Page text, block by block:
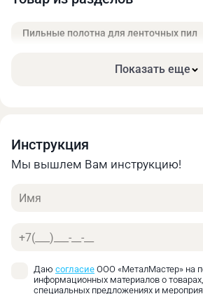
Онлайн калькулятор позволяет
Найти оптимальное соотношение
Пильные полотна для ленточных пил
Показать еще
Инструкция
Мы вышлем Вам инструкцию!
Имя
Телефон
Даю согласие ООО «МеталМастер» на
информационных материалов о товарах,
специальных предложениях и